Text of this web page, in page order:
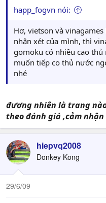
happ_fogvn nói:
Hơ, vietson và
nhận xét của mình, thì
gomoku có nhiều cao thủ
muốn tiếp co thủ nước
nhé
đương nhiên là trang
theo đánh giá ,cảm
hiepvq2008
Donkey Kong
29/6/09